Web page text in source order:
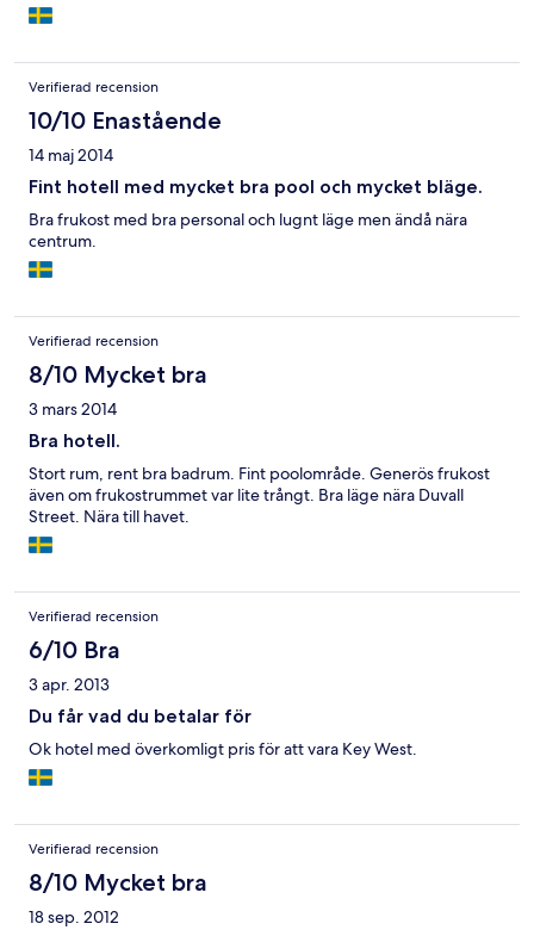
Verifierad recension
10/10 Enastående
14 maj 2014
Fint hotell med mycket bra pool och mycket bläge.
Bra frukost med bra personal och lugnt läge men ändå nära
centrum.
Verifierad recension
8/10 Mycket bra
3 mars 2014
Bra hotell.
Stort rum, rent bra badrum. Fint poolområde. Generös frukost
även om frukostrummet var lite trångt. Bra läge nära Duvall
Street. Nära till havet.
Verifierad recension
6/10 Bra
3 apr. 2013
Du får vad du betalar för
Ok hotel med överkomligt pris för att vara Key West.
Verifierad recension
8/10 Mycket bra
18 sep. 2012